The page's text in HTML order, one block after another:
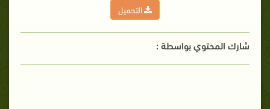
التحميل
شارك المحتوي بواسطة :